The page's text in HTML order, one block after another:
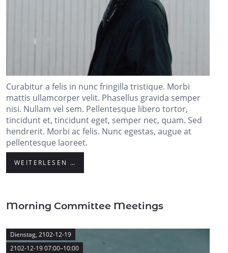
Curabitur a felis in nunc fringilla tristique. Morbi
mattis ullamcorper velit. Phasellus gravida semper
nisi. Nullam vel sem. Pellentesque libero tortor,
tincidunt et, tincidunt eget, semper nec, quam. Sed
hendrerit. Morbi ac felis. Nunc egestas, augue at
pellentesque laoreet.
WEITERLESEN …
Morning Committee Meetings
Dienstag, 2102-12-19
2102-12-19 07:00–10:00